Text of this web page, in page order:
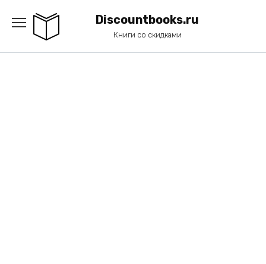
содержанию
Discountbooks.ru
Книги со скидками